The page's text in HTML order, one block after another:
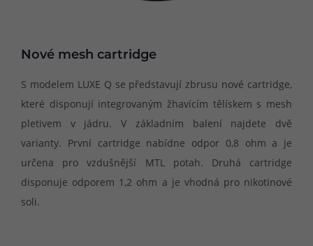
Nové mesh cartridge
S modelem LUXE Q se představují zbrusu nové cartridge,
které disponují integrovaným žhavícím tělískem s mesh
pletivem v jádru. V základním balení najdete dvě
varianty. První cartridge nabídne odpor 0,8 ohm a je
určena pro vzdušnější MTL potah. Druhá cartridge
disponuje odporem 1,2 ohm a je vhodná pro nikotinové
soli.